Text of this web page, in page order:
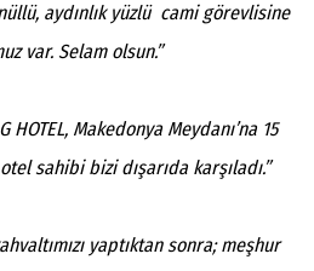
aydınlık yüzlü cami görevlisine
var. Selam olsun.”
Makedonya Meydanı’na 15
sahibi bizi dışarıda karşıladı.”
yaptıktan sonra; meşhur